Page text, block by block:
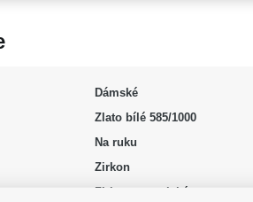
Dámské
Zlato bílé 585/1000
Na ruku
Zirkon
Zirkon syntetický